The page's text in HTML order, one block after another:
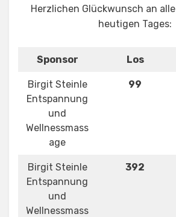
Herzlichen Glückwunsch an
heutigen Tages:
Sponsor Los
Birgit Steinle
Entspannung
und
Wellnessmass
age
99
Birgit Steinle
Entspannung
und
Wellnessmass
392